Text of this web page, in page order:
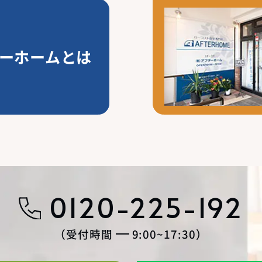
ホームとは
0120-225-192
受付時間 9:00~17:30